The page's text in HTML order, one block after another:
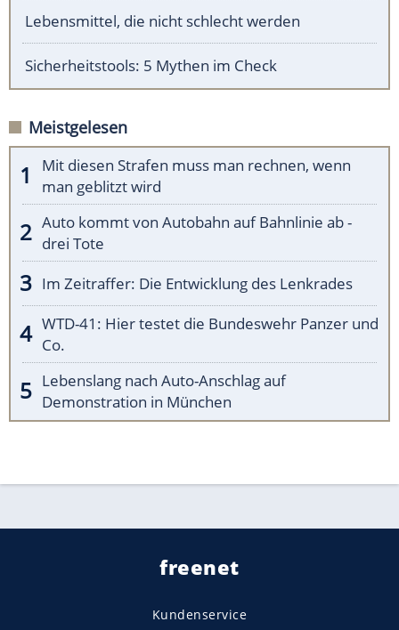
Lebensmittel, die nicht schlecht werden
Sicherheitstools: 5 Mythen im Check
Meistgelesen
Mit diesen Strafen muss man rechnen, wenn
man geblitzt wird
Auto kommt von Autobahn auf Bahnlinie ab -
drei Tote
Im Zeitraffer: Die Entwicklung des Lenkrades
WTD-41: Hier testet die Bundeswehr Panzer und
Co.
Lebenslang nach Auto-Anschlag auf
Demonstration in München
freenet
Kundenservice